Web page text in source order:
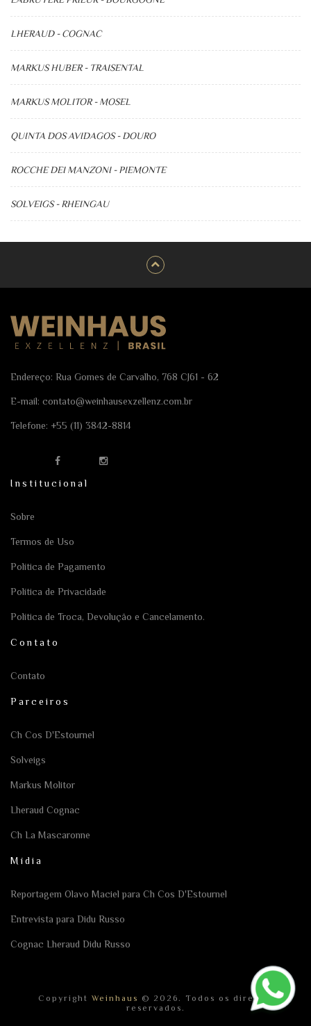
LHERAUD - COGNAC
MARKUS HUBER - TRAISENTAL
MARKUS MOLITOR - MOSEL
QUINTA DOS AVIDAGOS - DOURO
ROCCHE DEI MANZONI - PIEMONTE
SOLVEIGS - RHEINGAU
Endereço: Rua Gomes de Carvalho, 768 CJ61 - 62
E-mail: contato@weinhausexzellenz.com.br
Telefone: +55 (11) 3842-8814
Institucional
Sobre
Termos de Uso
Política de Pagamento
Política de Privacidade
Política de Troca, Devolução e Cancelamento.
Contato
Contato
Parceiros
Ch Cos D'Estournel
Solveigs
Markus Molitor
Lheraud Cognac
Ch La Mascaronne
Mídia
Reportagem Olavo Maciel para Ch Cos D'Estournel
Entrevista para Didu Russo
Cognac Lheraud Didu Russo
Copyright Weinhaus © 2026. Todos os direitos
reservados.